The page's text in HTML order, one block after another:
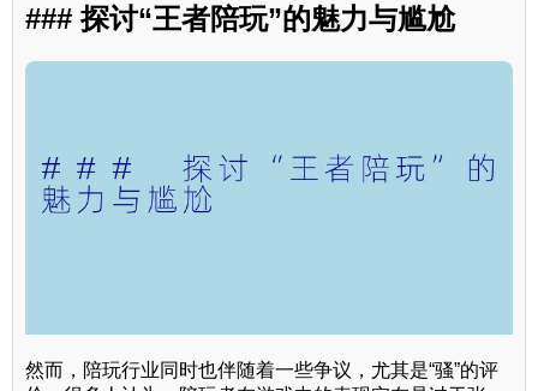
### 探讨“王者陪玩”的魅力与尴尬
然而，陪玩行业同时也伴随着一些争议，尤其是“骚”的评